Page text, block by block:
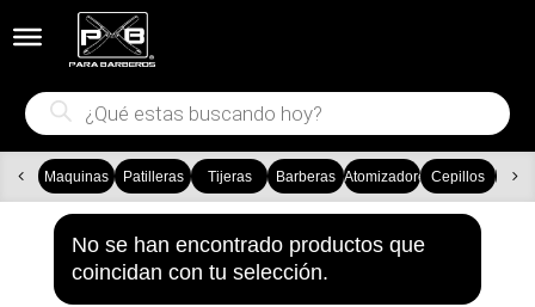
Búsqueda
de
productos
Maquinas Patilleras Tijeras Barberas AtomizadoresCepillos
No se han encontrado productos que
coincidan con tu selección.